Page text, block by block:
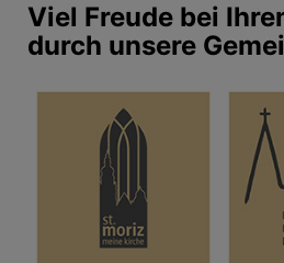
Viel Freude bei
durch unsere